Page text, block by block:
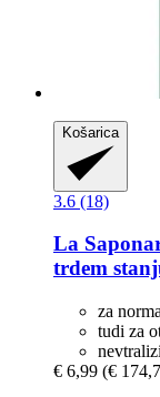
Košarica
3.6 (18)
La
trdem
za
tudi za
€ 6,99 (€